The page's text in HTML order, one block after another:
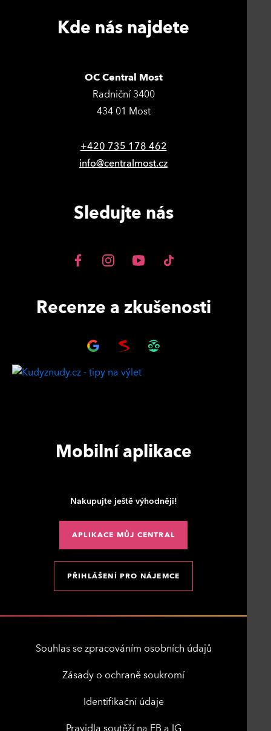
Kde nás najdete
OC Central Most
Radniční 3400
434 01 Most
+420 735 178 462
info@centralmost.cz
Sledujte nás
Recenze a zkušenosti
Mobilní aplikace
Nakupujte ještě výhodněji!
APLIKACE MŮJ CENTRAL
PŘIHLÁŠENÍ PRO NÁJEMCE
Souhlas se zpracováním osobních údajů
Zásady o ochraně soukromí
Identifikační údaje